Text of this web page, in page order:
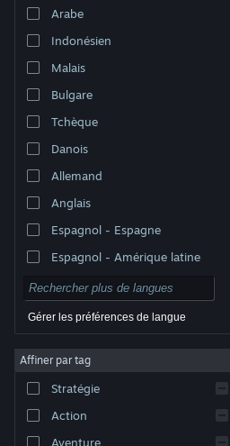
© Valve Corporation. Tous droits réservés. Toutes les
titulaires aux États-Unis et dans d'autres pays.
Accessibilité
Remboursements
Arabe
Indonésien
Malais
Bulgare
Tchèque
Danois
Allemand
Anglais
Espagnol - Espagne
Espagnol - Amérique latine
Gérer les préférences de langue
Affiner par tag
Stratégie
Action
Aventure